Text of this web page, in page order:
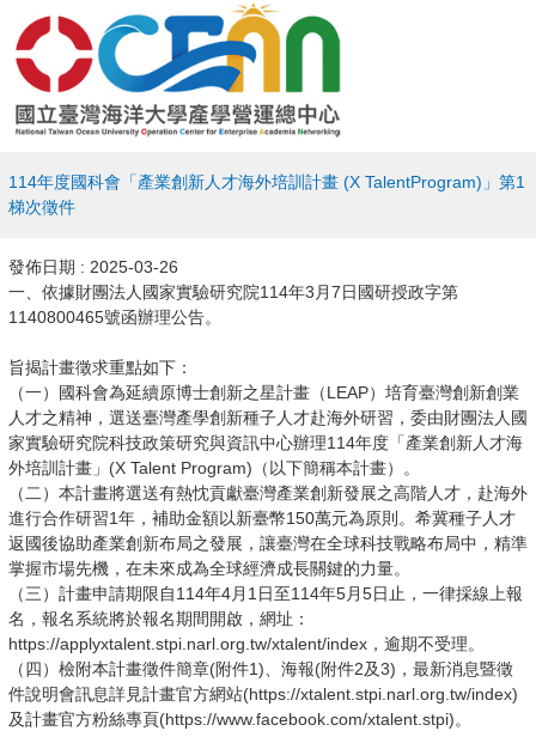
114年度國科會「產業創新人才海外培訓計畫 (X TalentProgram)」第1
梯次徵件
發佈日期 : 2025-03-26
一、依據財團法人國家實驗研究院114年3月7日國研授政字第
1140800465號函辦理公告。
旨揭計畫徵求重點如下：
（一）國科會為延續原博士創新之星計畫（LEAP）培育臺灣創新創業
人才之精神，選送臺灣產學創新種子人才赴海外研習，委由財團法人國
家實驗研究院科技政策研究與資訊中心辦理114年度「產業創新人才海
外培訓計畫」(X Talent Program)（以下簡稱本計畫）。
（二）本計畫將選送有熱忱貢獻臺灣產業創新發展之高階人才，赴海外
進行合作研習1年，補助金額以新臺幣150萬元為原則。希冀種子人才
返國後協助產業創新布局之發展，讓臺灣在全球科技戰略布局中，精準
掌握市場先機，在未來成為全球經濟成長關鍵的力量。
（三）計畫申請期限自114年4月1日至114年5月5日止，一律採線上報
名，報名系統將於報名期間開啟，網址：
https://applyxtalent.stpi.narl.org.tw/xtalent/index，逾期不受理。
（四）檢附本計畫徵件簡章(附件1)、海報(附件2及3)，最新消息暨徵
件說明會訊息詳見計畫官方網站(https://xtalent.stpi.narl.org.tw/index)
及計畫官方粉絲專頁(https://www.facebook.com/xtalent.stpi)。